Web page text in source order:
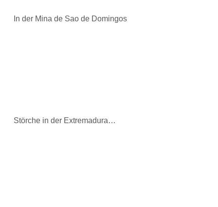
In der Mina de Sao de Domingos
Störche in der Extremadura…